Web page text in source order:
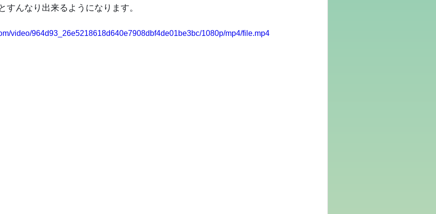
すんなり出来るようになります。
video/964d93_26e5218618d640e7908dbf4de01be3bc/1080p/mp4/file.mp4